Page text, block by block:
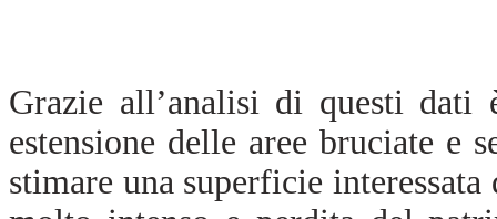
Grazie all’analisi di questi dati
estensione delle aree bruciate
stimare una superficie